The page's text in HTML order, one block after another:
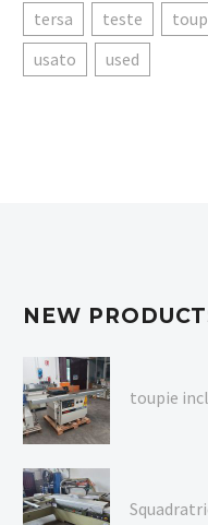
tersa
teste
usato
used
NEW
toupie